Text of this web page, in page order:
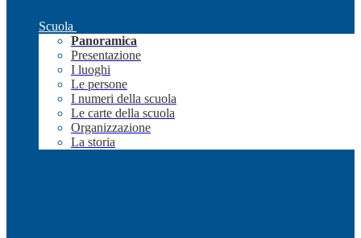
Scuola
Panoramica
Presentazione
I luoghi
Le persone
I numeri della scuola
Le carte della scuola
Organizzazione
La storia